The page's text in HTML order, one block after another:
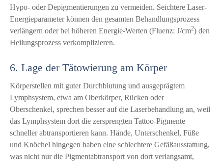
Hypo- oder Depigmentierungen zu vermeiden. Seichtere Laser-
Energieparameter können den gesamten Behandlungsprozess
verlängern oder bei höheren Energie-Werten (Fluenz: J/cm2) den
Heilungsprozess verkomplizieren.
6. Lage der Tätowierung am Körper
Körperstellen mit guter Durchblutung und ausgeprägtem
Lymphsystem, etwa am Oberkörper, Rücken oder
Oberschenkel, sprechen besser auf die Laserbehandlung an, weil
das Lymphsystem dort die zersprengten Tattoo-Pigmente
schneller abtransportieren kann. Hände, Unterschenkel, Füße
und Knöchel hingegen haben eine schlechtere Gefäßausstattung,
was nicht nur die Pigmentabtransport von dort verlangsamt,